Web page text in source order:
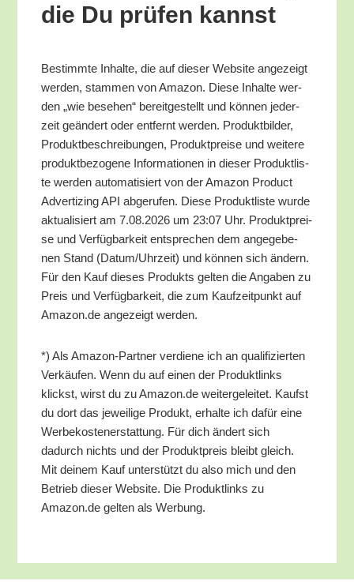
die Du prü­fen kannst
Bestimm­te Inhal­te, die auf die­ser Web­site ange­zeigt
wer­den, stam­men von Ama­zon. Die­se Inhal­te wer­
den „wie bese­hen“ bereit­ge­stellt und kön­nen jeder­
zeit geän­dert oder ent­fernt wer­den. Pro­dukt­bil­der,
Pro­dukt­be­schrei­bun­gen, Pro­dukt­prei­se und wei­te­re
pro­dukt­be­zo­ge­ne Infor­ma­tio­nen in die­ser Pro­dukt­lis­
te wer­den auto­ma­ti­siert von der Ama­zon Pro­duct
Adver­tiz­ing API abge­ru­fen. Die­se Pro­dukt­lis­te wur­de
aktua­li­siert am 7.08.2026 um 23:07 Uhr. Pro­dukt­prei­
se und Ver­füg­bar­keit ent­spre­chen dem ange­ge­be­
nen Stand (Datum/​Uhrzeit) und kön­nen sich ändern.
Für den Kauf die­ses Pro­dukts gel­ten die Anga­ben zu
Preis und Ver­füg­bar­keit, die zum Kauf­zeit­punkt auf
Amazon.de ange­zeigt werden.
*) Als Ama­zon-Part­ner ver­die­ne ich an qua­li­fi­zier­ten
Ver­käu­fen. Wenn du auf einen der Pro­dukt­links
klickst, wirst du zu Amazon.de wei­ter­ge­lei­tet. Kaufst
du dort das jewei­li­ge Pro­dukt, erhal­te ich dafür eine
Wer­be­kos­ten­er­stat­tung. Für dich ändert sich
dadurch nichts und der Pro­dukt­preis bleibt gleich.
Mit dei­nem Kauf unter­stützt du also mich und den
Betrieb die­ser Web­site. Die Pro­dukt­links zu
Amazon.de gel­ten als Werbung.